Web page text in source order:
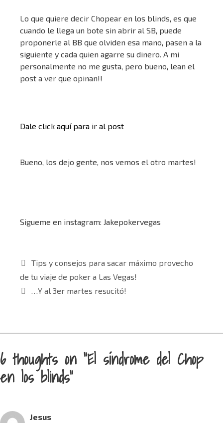
Lo que quiere decir Chopear en los blinds, es que
cuando le llega un bote sin abrir al SB, puede
proponerle al BB que olviden esa mano, pasen a la
siguiente y cada quien agarre su dinero. A mi
personalmente no me gusta, pero bueno, lean el
post a ver que opinan!!
Dale click aquí para ir al post
Bueno, los dejo gente, nos vemos el otro martes!​
​Sigueme en instagram: Jakepokervegas
Tips y consejos para sacar máximo provecho
de tu viaje de poker a Las Vegas!
…Y al 3er martes resucitó!
6 thoughts on “El síndrome del Chop
en los blinds”
Jesus